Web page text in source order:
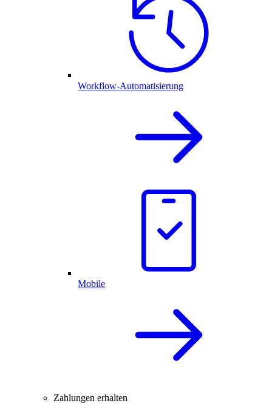
Workflow-Automatisierung
Mobile
Zahlungen erhalten